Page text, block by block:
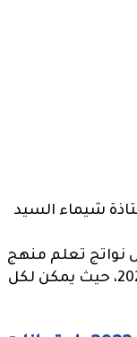
نواتج تعلم منهج
حيث يمكن لكل